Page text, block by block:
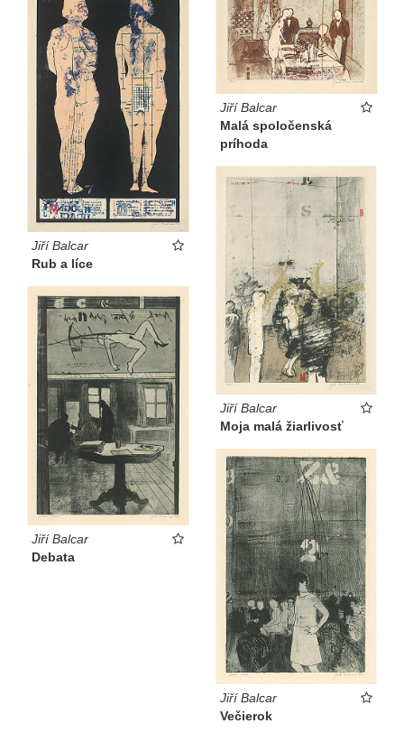
Jiří Balcar
Malá spoločenská
príhoda
Jiří Balcar
Rub a líce
Jiří Balcar
Moja malá žiarlivosť
Jiří Balcar
Debata
Jiří Balcar
Večierok